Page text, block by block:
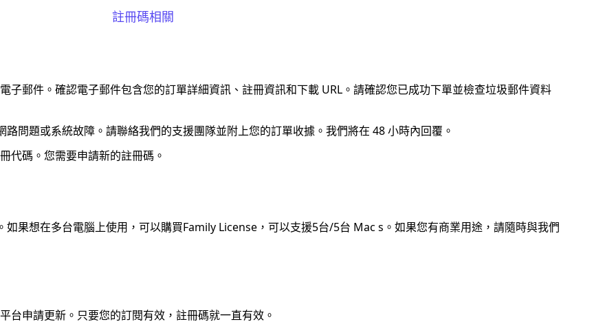
註冊碼相關
子郵件。確認電子郵件包含您的訂單詳細資訊、註冊資訊和下載 URL。請確認您已成功下單並檢查垃圾郵件資料
問題或系統故障。請聯絡我們的支援團隊並附上您的訂單收據。我們將在 48 小時內回覆。
代碼。您需要申請新的註冊碼。
果想在多台電腦上使用，可以購買Family License，可以支援5台/5台 Mac s。如果您有商業用途，請隨時與我們
台申請更新。只要您的訂閱有效，註冊碼就一直有效。